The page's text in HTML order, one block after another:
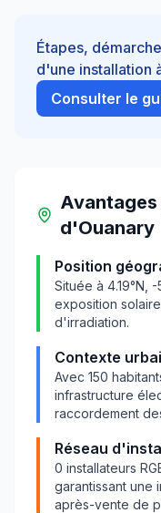
Étapes,
d'une installation
Consulter le
d'Ouanary
Position
Située à 4.19°N, -
exposition
d'irradiation.
Contexte
Avec 150
infrastructure
raccordement
Réseau
0 installateurs
garantissant une
après-vente de